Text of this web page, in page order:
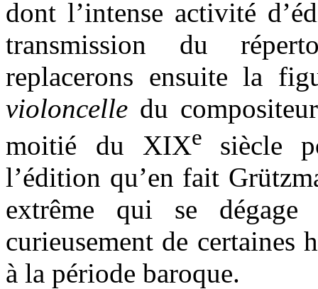
dont l’intense activité
transmission du
replacerons ensuite la
violoncelle du
moitié du XIXe siècle
l’édition qu’en fait
extrême qui se
curieusement de certaines
à la période baroque.